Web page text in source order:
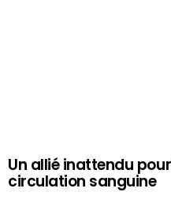
Un allié inattendu
circulation sanguine